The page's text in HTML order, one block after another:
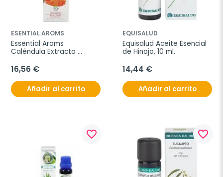
ESENTIAL AROMS
Essential Aroms
Caléndula Extracto
16,56 €
Añadir al carrito
EQUISALUD
Equisalud Aceite Esencial
de Hinojo, 10 ml.
14,44 €
Añadir al carrito
favorite_border favorite_border